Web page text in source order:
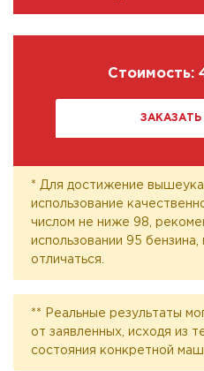
Стоимость:
* Для достижение
использование
числом не ниже 98,
использовании 95 бензина,
отличаться.
** Реальные результаты
от заявленных, исходя из
состояния конкретной